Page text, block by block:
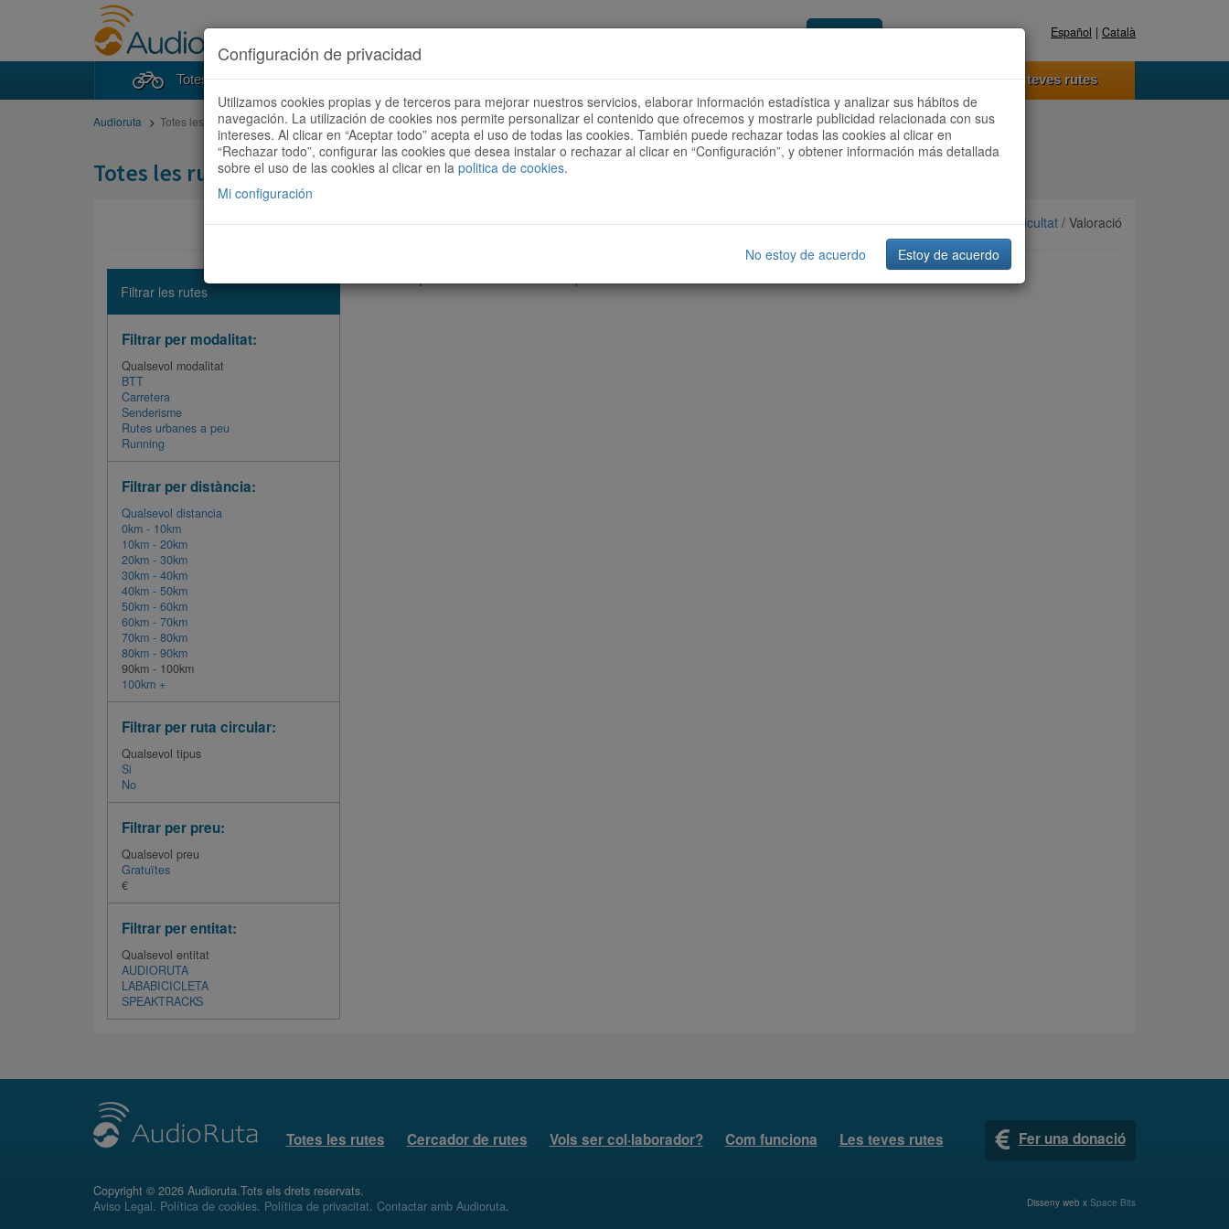
Accedeix Registra't ara Español | Català
Totes les rutes Cercador de rutes Vols ser col·laborador? Com funciona Les teves rutes
Audioruta Totes les rutes
Totes les rutes
Ordenar per:Més recents/Dificultat / Valoració
Filtrar les rutes
Filtrar per modalitat:
Qualsevol modalitat
BTT
Carretera
Senderisme
Rutes urbanes a peu
Running
Filtrar per distància:
Qualsevol distancia
0km - 10km
10km - 20km
20km - 30km
30km - 40km
40km - 50km
50km - 60km
60km - 70km
70km - 80km
80km - 90km
90km - 100km
100km +
Filtrar per ruta circular:
Qualsevol tipus
Si
No
Filtrar per preu:
Qualsevol preu
Gratuïtes
€
Filtrar per entitat:
Qualsevol entitat
AUDIORUTA
LABABICICLETA
SPEAKTRACKS
Totes les rutes Cercador de rutes Vols ser col·laborador? Com funciona Les teves rutes Fer una donació
Copyright © 2026 Audioruta.Tots els drets reservats.
Aviso Legal. Política de cookies. Política de privacitat. Contactar amb Audioruta. Disseny web x Space Bits
Configuración de privacidad
Utilizamos cookies propias y de terceros para mejorar nuestros servicios, elaborar información estadística y analizar sus hábitos de
navegación. La utilización de cookies nos permite personalizar el contenido que ofrecemos y mostrarle publicidad relacionada con sus
intereses. Al clicar en “Aceptar todo” acepta el uso de todas las cookies. También puede rechazar todas las cookies al clicar en
“Rechazar todo”, configurar las cookies que desea instalar o rechazar al clicar en “Configuración”, y obtener información más detallada
sobre el uso de las cookies al clicar en la politica de cookies.
Mi configuración
No estoy de acuerdo Estoy de acuerdo